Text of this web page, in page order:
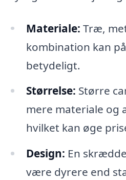
Materiale: Træ,
kombination kan
betydeligt.
Størrelse: Større
mere materiale og
hvilket kan øge
Design: En
være dyrere end